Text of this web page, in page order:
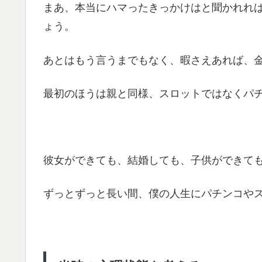
まあ、本当にハマったきっかけはと聞かれれ
ょう。
あとはもう言うまでもなく、暇さえあれば、
最初のほうは親と同様、スロットではなくパ
彼女ができても、結婚しても、子供ができて
ずっとずっと長い間、僕の人生にパチンコや